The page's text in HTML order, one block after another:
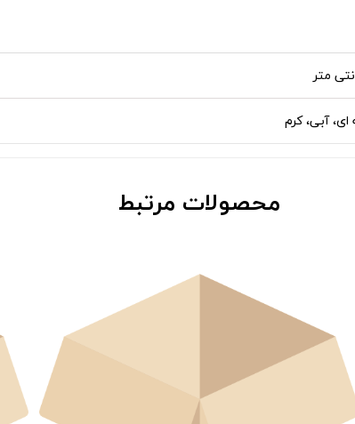
آبی، کرم
محصولات مرتبط